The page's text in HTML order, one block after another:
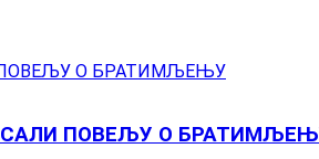
ПОВЕЉУ О